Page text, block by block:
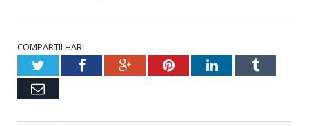
COMPARTILHAR:
TwitterFacebookGoogle+PinterestLinkedInTumblr
Email